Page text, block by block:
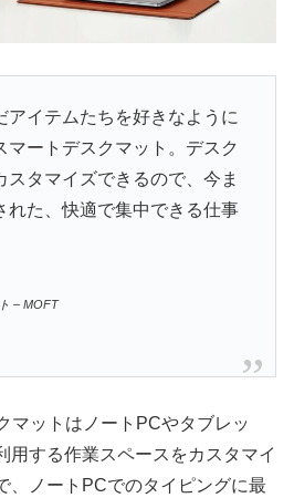
アイテムたちを好きなように
マートデスクマット。デスク
スタマイズできるので、今ま
れた、快適で集中できる仕事
– MOFT
マットはノートPCやタブレッ
用する作業スペースをカスタマイ
、ノートPCでのタイピングに最